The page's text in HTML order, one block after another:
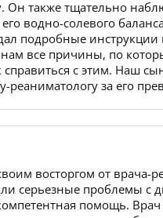
Он также тщательно
водно-солевого
подробные
все причины, по
с этим. Наш
реаниматологу за его
восторгом от врача-
серьезные проблемы с
помощь.